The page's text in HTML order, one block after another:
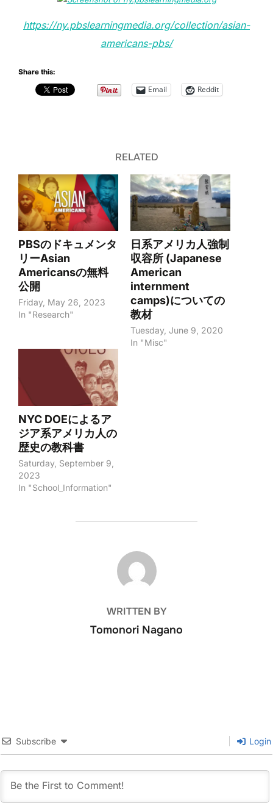
https://ny.pbslearningmedia.org/collection/asian-
americans-pbs/
Share this:
Email Reddit
RELATED
PBSのドキュメンタ
リーAsian
Americansの無料
公開
Friday, May 26, 2023
In "Research"
日系アメリカ人強制
収容所 (Japanese
American
internment
camps)についての
教材
Tuesday, June 9, 2020
In "Misc"
NYC DOEによるア
ジア系アメリカ人の
歴史の教科書
Saturday, September 9,
2023
In "School_Information"
POST AUTHOR
WRITTEN BY
Tomonori Nagano
Subscribe Login